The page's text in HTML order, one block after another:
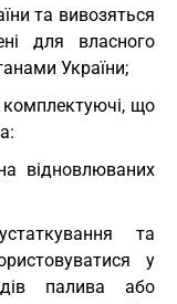
та вивозяться
для власного
України;
комплектуючі, що
відновлюваних
та
у
палива або